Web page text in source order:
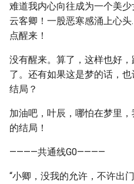
难道我内心向往成为一个美
云客卿！一股恶寒感涌上心
点醒来！
没有醒来。算了，这样也好
了。还有如果这是梦的话，
结局？
加油吧，叶辰，哪怕在梦里
的结局！
————共通线G0————
“小卿，没我的允许，不许出